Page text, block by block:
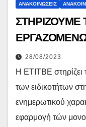
ΑΝΑΚΟΙΝΏΣΕΙΣ
28/08/2023
Η ΕΤΙΤΒΕ
των ειδικοτήτων
ενημερωτικού
εφαρμογή τών